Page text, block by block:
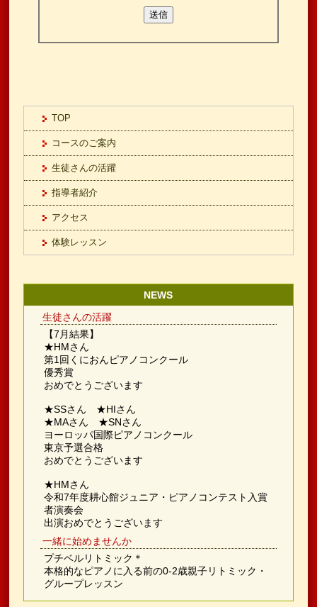
TOP
コースのご案内
生徒さんの活躍
指導者紹介
アクセス
体験レッスン
NEWS
生徒さんの活躍
【7月結果】
★HMさん
第1回くにおんピアノコンクール
優秀賞
おめでとうございます
★SSさん ★HIさん
★MAさん ★SNさん
ヨーロッパ国際ピアノコンクール
東京予選合格
おめでとうございます
★HMさん
令和7年度耕心館ジュニア・ピアノコンテスト入賞
者演奏会
出演おめでとうございます
一緒に始めませんか
プチベルリトミック＊
本格的なピアノに入る前の0-2歳親子リトミック・
グループレッスン